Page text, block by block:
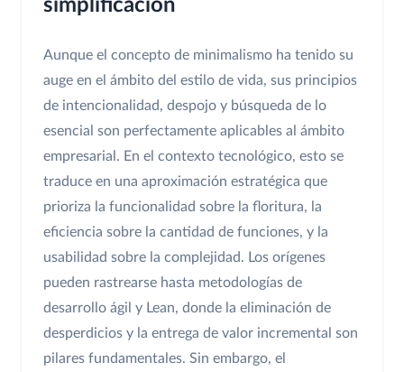
simplificación
Aunque el concepto de minimalismo ha tenido su
auge en el ámbito del estilo de vida, sus principios
de intencionalidad, despojo y búsqueda de lo
esencial son perfectamente aplicables al ámbito
empresarial. En el contexto tecnológico, esto se
traduce en una aproximación estratégica que
prioriza la funcionalidad sobre la floritura, la
eficiencia sobre la cantidad de funciones, y la
usabilidad sobre la complejidad. Los orígenes
pueden rastrearse hasta metodologías de
desarrollo ágil y Lean, donde la eliminación de
desperdicios y la entrega de valor incremental son
pilares fundamentales. Sin embargo, el